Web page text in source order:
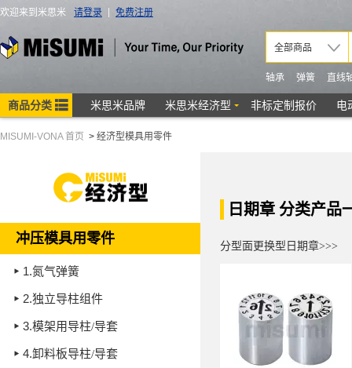
MISUMI-VONA 首页 > 经济型模具用零件
冲压模具用零件
1.氮气弹簧
2.独立导柱组件
3.模架用导柱/导套
4.卸料板导柱/导套
日期章 分类产品
分型面更换型日期章>>>